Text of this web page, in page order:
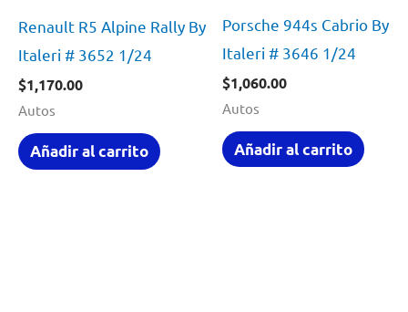
Renault R5 Alpine Rally By
Italeri # 3652 1/24
$1,170.00
Autos
Añadir al carrito
Porsche 944s Cabrio By
Italeri # 3646 1/24
$1,060.00
Autos
Añadir al carrito